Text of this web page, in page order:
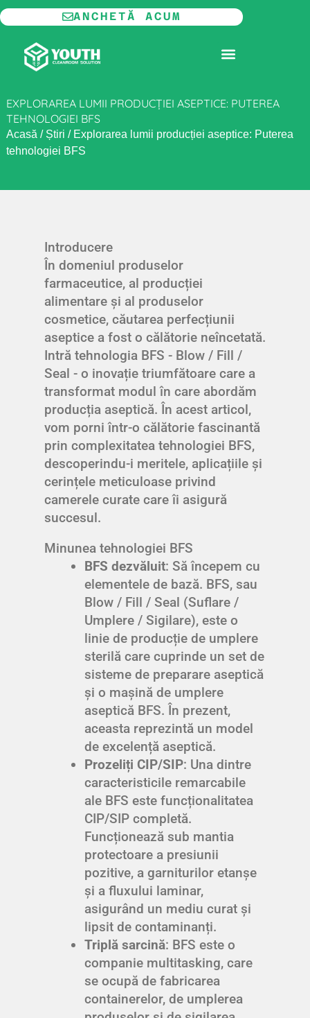
Skip
to
content
ANCHETĂ ACUM
EXPLORAREA LUMII PRODUCȚIEI ASEPTICE: PUTEREA
TEHNOLOGIEI BFS
Acasă / Știri / Explorarea lumii producției aseptice: Puterea
tehnologiei BFS
Introducere
În domeniul produselor
farmaceutice, al producției
alimentare și al produselor
cosmetice, căutarea perfecțiunii
aseptice a fost o călătorie neîncetată.
Intră tehnologia BFS - Blow / Fill /
Seal - o inovație triumfătoare care a
transformat modul în care abordăm
producția aseptică. În acest articol,
vom porni într-o călătorie fascinantă
prin complexitatea tehnologiei BFS,
descoperindu-i meritele, aplicațiile și
cerințele meticuloase privind
camerele curate care îi asigură
succesul.
Minunea tehnologiei BFS
BFS dezvăluit: Să începem cu
elementele de bază. BFS, sau
Blow / Fill / Seal (Suflare /
Umplere / Sigilare), este o
linie de producție de umplere
sterilă care cuprinde un set de
sisteme de preparare aseptică
și o mașină de umplere
aseptică BFS. În prezent,
aceasta reprezintă un model
de excelență aseptică.
Prozeliți CIP/SIP: Una dintre
caracteristicile remarcabile
ale BFS este funcționalitatea
CIP/SIP completă.
Funcționează sub mantia
protectoare a presiunii
pozitive, a garniturilor etanșe
și a fluxului laminar,
asigurând un mediu curat și
lipsit de contaminanți.
Triplă sarcină: BFS este o
companie multitasking, care
se ocupă de fabricarea
containerelor, de umplerea